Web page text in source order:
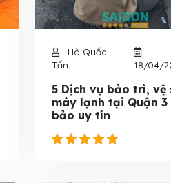
Hà Quốc
Tấn
18/04/
5 Dịch vụ bảo trì, vệ
máy lạnh tại Quận 3
bảo uy tín